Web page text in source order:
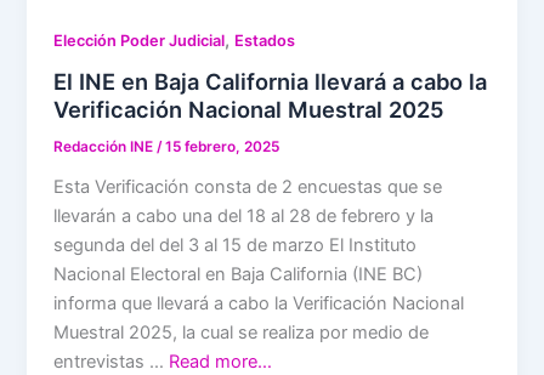
Elección Poder Judicial, Estados
El INE en Baja California llevará a cabo la
Verificación Nacional Muestral 2025
Redacción INE/15 febrero, 2025
Esta Verificación consta de 2 encuestas que se
llevarán a cabo una del 18 al 28 de febrero y la
segunda del del 3 al 15 de marzo El Instituto
Nacional Electoral en Baja California (INE BC)
informa que llevará a cabo la Verificación Nacional
Muestral 2025, la cual se realiza por medio de
entrevistas … Read more…